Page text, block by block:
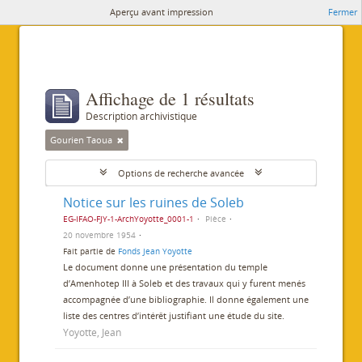
Aperçu avant impression Fermer
Affichage de 1 résultats
Description archivistique
Gourien Taoua
Options de recherche avancée
Notice sur les ruines de Soleb
EG-IFAO-FJY-1-ArchYoyotte_0001-1
Pièce
20 novembre 1954
Fait partie de Fonds Jean Yoyotte
Le document donne une présentation du temple
d’Amenhotep III à Soleb et des travaux qui y furent menés
accompagnée d’une bibliographie. Il donne également une
liste des centres d’intérêt justifiant une étude du site.
Yoyotte, Jean